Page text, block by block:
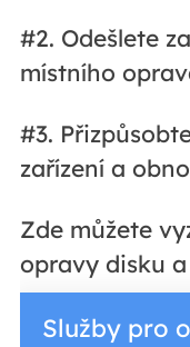
#2. Odešlete
místního
#3.
zařízení a
Zde můžete
opravy disku
Služby pro